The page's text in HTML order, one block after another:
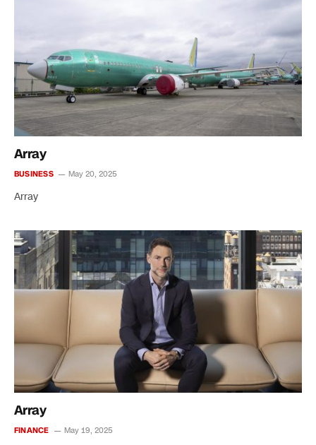
Array
BUSINESS May 20, 2025
Array
Array
FINANCE May 19, 2025